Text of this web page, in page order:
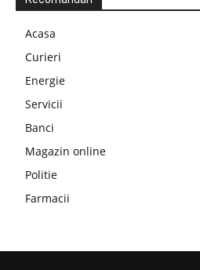
Acasa
Curieri
Energie
Servicii
Banci
Magazin online
Politie
Farmacii